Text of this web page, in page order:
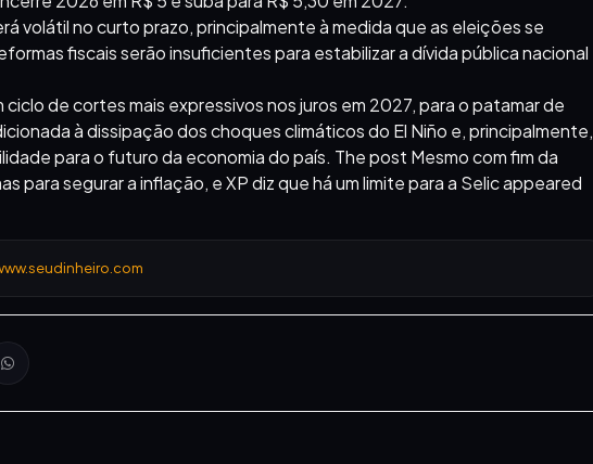
volátil no curto prazo, principalmente à medida que as eleições se
fiscais serão insuficientes para estabilizar a dívida pública nacional
ciclo de cortes mais expressivos nos juros em 2027, para o patamar de
à dissipação dos choques climáticos do El Niño e, principalmente,
para o futuro da economia do país. The post Mesmo com fim da
para segurar a inflação, e XP diz que há um limite para a Selic appeared